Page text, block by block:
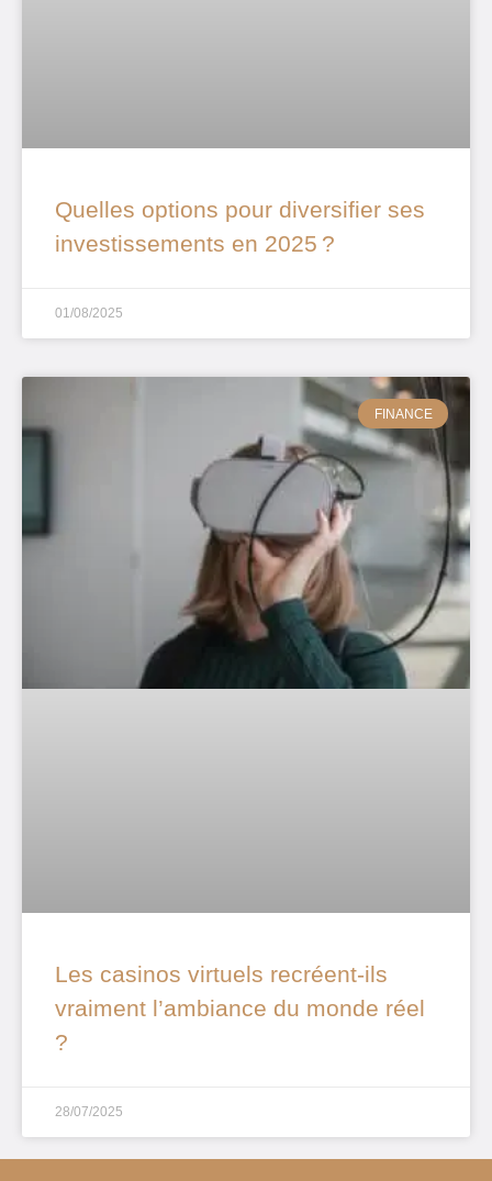
Quelles options pour diversifier ses
investissements en 2025 ?
01/08/2025
FINANCE
Les casinos virtuels recréent-ils
vraiment l’ambiance du monde réel
?
28/07/2025